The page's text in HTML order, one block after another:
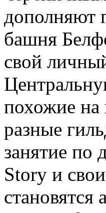
дополняют
башня
свой
похожие на
разные
занятие по
Story и
становятся